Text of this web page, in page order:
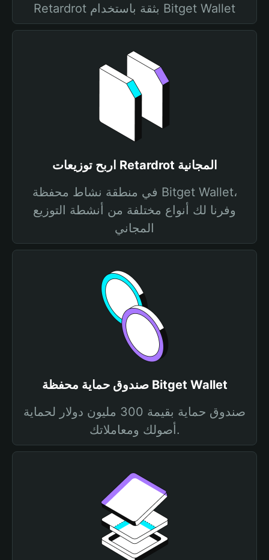
Retardrot بثقة باستخدام Bitget Wallet
اربح توزيعات Retardrot المجانية
في منطقة نشاط محفظة Bitget Wallet،
وفرنا لك أنواع مختلفة من أنشطة التوزيع
المجاني
صندوق حماية محفظة Bitget Wallet
صندوق حماية بقيمة 300 مليون دولار لحماية
أصولك ومعاملاتك.